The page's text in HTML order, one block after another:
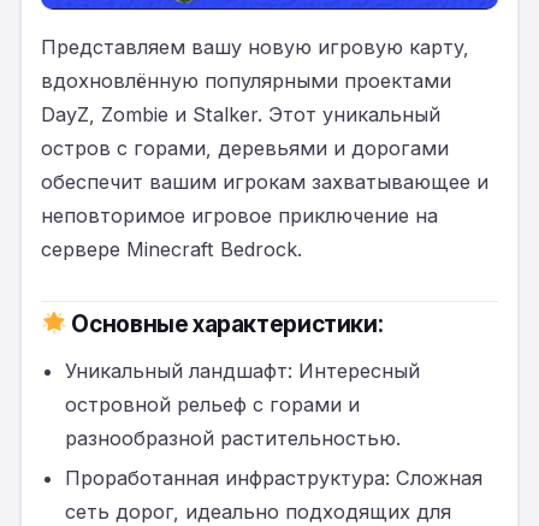
Представляем вашу новую игровую карту,
вдохновлённую популярными проектами
DayZ, Zombie и Stalker. Этот уникальный
остров с горами, деревьями и дорогами
обеспечит вашим игрокам захватывающее и
неповторимое игровое приключение на
сервере Minecraft Bedrock.
Основные характеристики:
Уникальный ландшафт: Интересный
островной рельеф с горами и
разнообразной растительностью.
Проработанная инфраструктура: Сложная
сеть дорог, идеально подходящих для